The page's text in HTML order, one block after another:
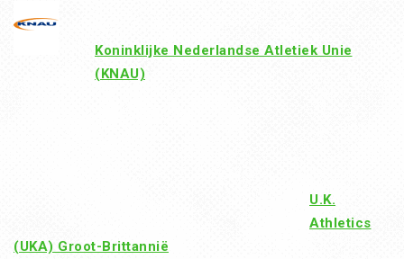
Koninklijke Nederlandse Atletiek Unie
(KNAU)
U.K.
Athletics
(UKA) Groot-Brittannië